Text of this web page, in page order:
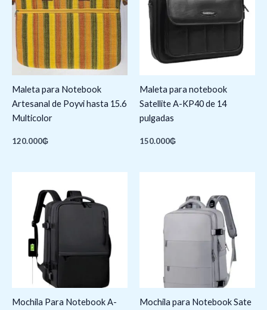
Maleta para Notebook
Artesanal de Poyvi hasta 15.6
Multicolor
120.000₲
Maleta para notebook
Satellite A-KP40 de 14
pulgadas
150.000₲
Mochila Para Notebook A-
Mochila para Notebook Sate